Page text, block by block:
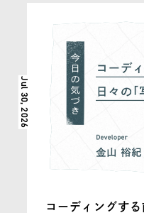
Jul 30, 2026
コーディングする